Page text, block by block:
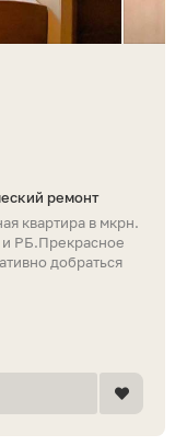
ремонт
квартира в мкрн.
РБ.Прекрасное
добраться